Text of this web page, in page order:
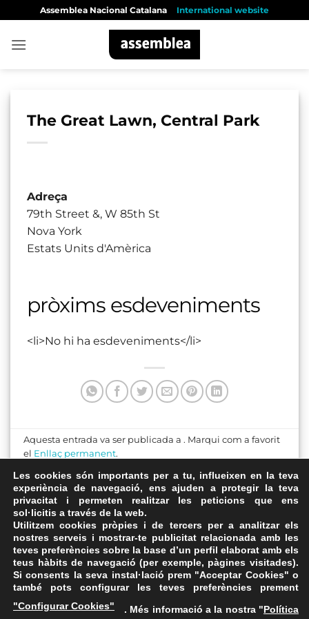
content
Assemblea Nacional Catalana International website
The Great Lawn, Central Park
Adreça
79th Street &, W 85th St
Nova York
Estats Units d'Amèrica
pròxims esdeveniments
<li>No hi ha esdeveniments</li>
Aquesta entrada va ser publicada a . Marqui com a favorit
el Enllaç permanent.
William B. Umstead State
Park, Crabtree Creel
Entrance
Tremont on the Common
FAQs
Les cookies són importants per a tu, influeixen en la teva
experiència de navegació, ens ajuden a protegir la teva
privacitat i permeten realitzar les peticions que ens
sol·licitis a través de la web.
Utilitzem cookies pròpies i de tercers per a analitzar els
nostres serveis i mostrar-te publicitat relacionada amb les
teves preferències sobre la base d’un perfil elaborat amb els
teus hàbits de navegació (per exemple, pàgines visitades).
Si consents la seva instal·lació prem "Acceptar Cookies" o
també pots configurar les teves preferències prement
"Configurar Cookies"
. Més informació a la nostra "Política